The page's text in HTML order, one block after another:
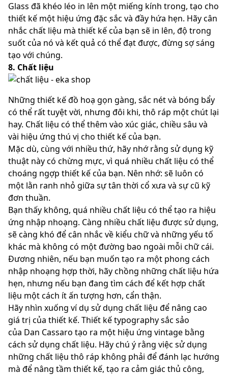
Glass đã khéo léo in lên một miếng kính trong, tạo cho
thiết kế một hiệu ứng đặc sắc và đầy hứa hẹn. Hãy cân
nhắc chất liệu mà thiết kế của bạn sẽ in lên, độ trong
suốt của nó và kết quả có thể đạt được, đừng sợ sáng
tạo với chúng.
8. Chất liệu
Những thiết kế đồ hoạ gọn gàng, sắc nét và bóng bẩy
có thể rất tuyệt vời, nhưng đôi khi, thô ráp một chút lại
hay. Chất liệu có thể thêm vào xúc giác, chiều sâu và
vài hiệu ứng thú vị cho thiết kế của bạn.
Mặc dù, cùng với nhiều thứ, hãy nhớ rằng sử dụng kỹ
thuật này có chừng mực, vì quá nhiều chất liệu có thể
choáng ngợp thiết kế của bạn. Nên nhớ: sẽ luôn có
một lằn ranh nhỏ giữa sự tân thời cổ xưa và sự cũ kỹ
đơn thuần.
Bạn thấy không, quá nhiều chất liệu có thể tạo ra hiệu
ứng nhập nhoạng. Càng nhiều chất liệu được sử dụng,
sẽ càng khó để cân nhắc về kiểu chữ và những yếu tố
khác mà không có một đường bao ngoài mỗi chữ cái.
Đương nhiên, nếu bạn muốn tạo ra một phong cách
nhập nhoạng hợp thời, hãy chồng những chất liệu hứa
hẹn, nhưng nếu bạn đang tìm cách để kết hợp chất
liệu một cách ít ấn tượng hơn, cẩn thận.
Hãy nhìn xuống ví dụ sử dụng chất liệu để nâng cao
giá trị của thiết kế. Thiết kế typography sắc sảo
của Dan Cassaro tạo ra một hiệu ứng vintage bằng
cách sử dụng chất liệu. Hãy chú ý rằng việc sử dụng
những chất liệu thô ráp không phải để đánh lạc hướng
mà để nâng tầm thiết kế, tạo ra cảm giác thủ công,